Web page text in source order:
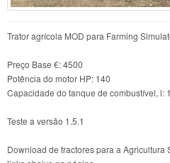
Trator agrícola MOD para Farming
Preço Base €: 4500
Potência do motor HP: 140
Capacidade do tanque de combustível, l:
Teste a versão 1.5.1
Download de tractores para a